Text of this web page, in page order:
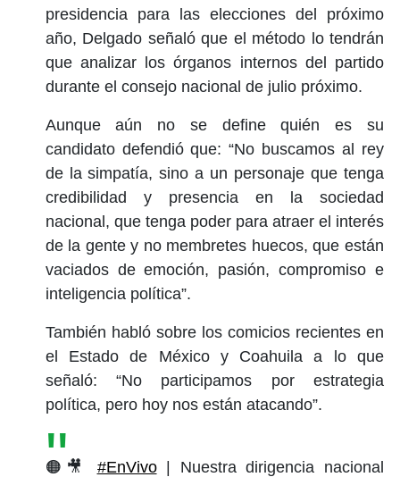
presidencia para las elecciones del próximo
año, Delgado señaló que el método lo tendrán
que analizar los órganos internos del partido
durante el consejo nacional de julio próximo.
Aunque aún no se define quién es su
candidato defendió que: “No buscamos al rey
de la simpatía, sino a un personaje que tenga
credibilidad y presencia en la sociedad
nacional, que tenga poder para atraer el interés
de la gente y no membretes huecos, que están
vaciados de emoción, pasión, compromiso e
inteligencia política”.
También habló sobre los comicios recientes en
el Estado de México y Coahuila a lo que
señaló: “No participamos por estrategia
política, pero hoy nos están atacando”.
🟠🎥 #EnVivo| Nuestra dirigencia nacional